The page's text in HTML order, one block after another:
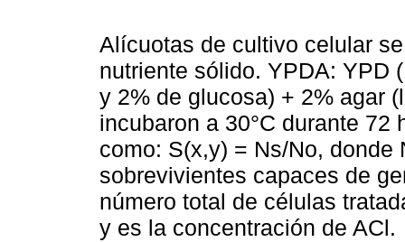
Alícuotas de cultivo celular
nutriente sólido. YPDA: YPD
y 2% de glucosa) + 2% agar
incubaron a 30°C durante
como: S(x,y) = Ns/No,
sobrevivientes capaces de
número total de células
y es la concentración de ACl.